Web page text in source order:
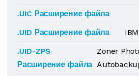
.UIC Расширение файла
.UID Расширение файла
.UID-ZPS
Расширение файла
Zoner